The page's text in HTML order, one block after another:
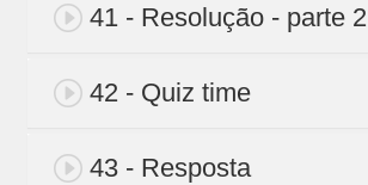
41 - Resolução - parte 2
42 - Quiz time
43 - Resposta